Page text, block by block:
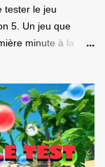
tester le jeu
5. Un jeu que
minute à la
Canada
le test de la
je me suis
mais de façon
dans le test de